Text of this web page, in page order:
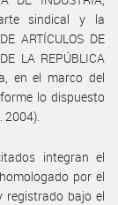
sindical y la
ARTÍCULOS DE
LA REPÚBLICA
en el marco del
lo dispuesto
2004).
integran el
por el
registrado bajo el